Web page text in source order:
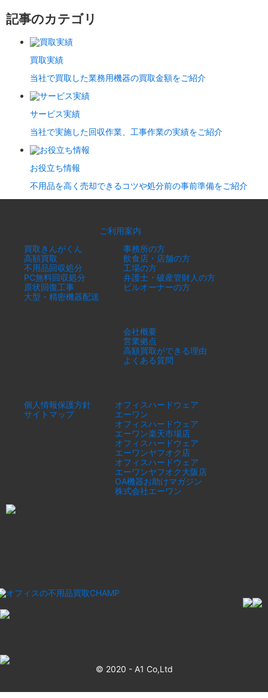
記事のカテゴリ
買取実績
当社で買取した業務用機器の買取金額をご紹介
サービス実績
当社で実施した回収作業、工事作業の実績をご紹介
お役立ち情報
不用品を高く売却できるコツや処分前の事前準備をご紹介
買取きんがくん
高額買取
不用品回収処分
PC無料回収処分
原状回復工事
大型・精密機器配送
ご利用案内
事務所の方
飲食店・店舗の方
工場の方
弁護士・破産管財人の方
ビルオーナーの方
会社概要
営業拠点
高額買取ができる理由
よくある質問
個人情報保護方針
サイトマップ
オフィスハードウェア
エーワン
オフィスハードウェア
エーワン楽天市場店
オフィスハードウェア
エーワンヤフオク店
オフィスハードウェア
エーワンヤフオク大阪店
OA機器お助けマガジン
株式会社エーワン
© 2020 - A1 Co,Ltd